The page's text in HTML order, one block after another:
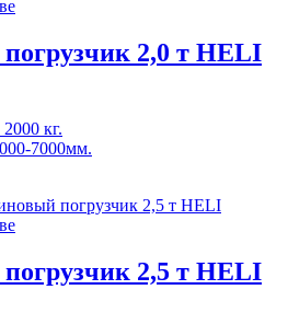
2,0 т HELI
2000 кг.
7000мм.
2,5 т HELI